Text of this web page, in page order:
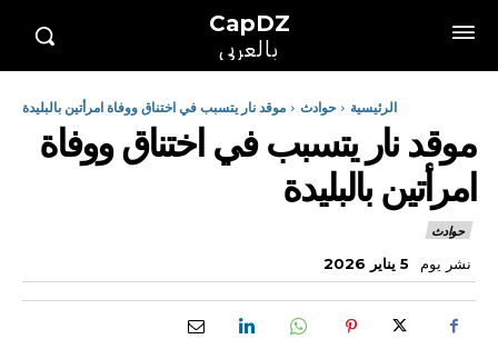
CapDZ
بالعربي
الرئيسية حوادث موقد نار يتسبب في اختناق ووفاة امرأتين بالبليدة
موقد نار يتسبب في اختناق ووفاة
امرأتين بالبليدة
حوادث
نشر يوم 5 يناير 2026